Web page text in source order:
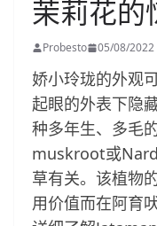
茉莉花的
Probesto 05/08/2022
娇小玲珑的外观
起眼的外表下隐
种多年生、多毛
muskroot或
草有关。该植物
用价值而在阿育